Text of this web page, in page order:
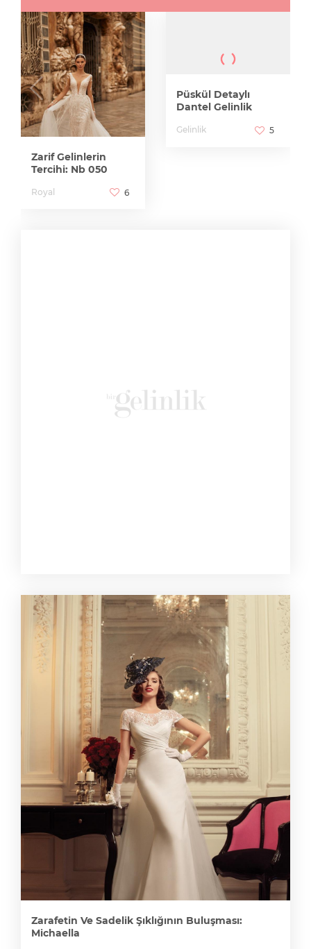
Zarif Gelinlerin
Tercihi: Nb 050
Royal 6
Püskül Detaylı
Dantel Gelinlik
Gelinlik 5
Zarafetin Ve Sadelik Şıklığının Buluşması:
Michaella